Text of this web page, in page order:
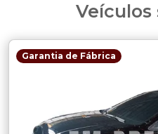
Garantia de Fábrica